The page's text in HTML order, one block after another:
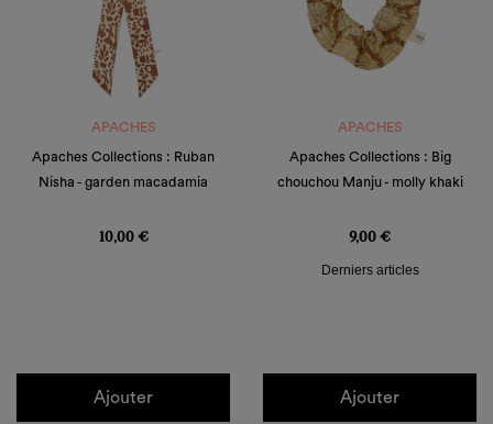
APACHES
Apaches Collections : Ruban
Nisha - garden macadamia
10,00 €
Ajouter
APACHES
Apaches Collections : Big
chouchou Manju - molly khaki
9,00 €
Derniers articles
Ajouter